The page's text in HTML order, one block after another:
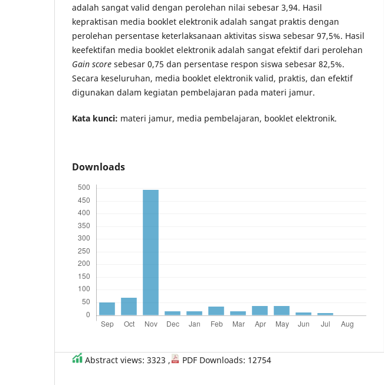
adalah sangat valid dengan perolehan nilai sebesar 3,94. Hasil
kepraktisan media booklet elektronik adalah sangat praktis dengan
perolehan persentase keterlaksanaan aktivitas siswa sebesar 97,5%. Hasil
keefektifan media booklet elektronik adalah sangat efektif dari perolehan
Gain score sebesar 0,75 dan persentase respon siswa sebesar 82,5%.
Secara keseluruhan, media booklet elektronik valid, praktis, dan efektif
digunakan dalam kegiatan pembelajaran pada materi jamur.
Kata kunci: materi jamur, media pembelajaran, booklet elektronik.
Downloads
Abstract views: 3323 , PDF Downloads: 12754